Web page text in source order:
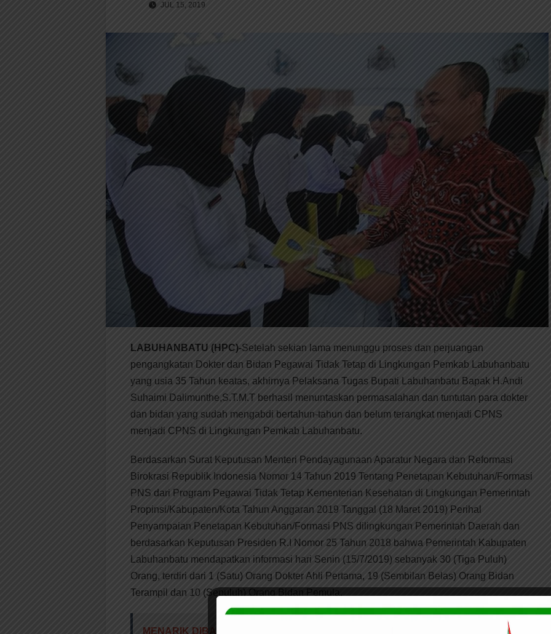
JUL 15, 2019
LABUHANBATU (HPC)-Setelah sekian lama menunggu proses dan perjuangan
pengangkatan Dokter dan Bidan Pegawai Tidak Tetap di Lingkungan Pemkab Labuhanbatu
yang usia 35 Tahun keatas, akhirnya Pelaksana Tugas Bupati Labuhanbatu Bapak H.Andi
Suhaimi Dalimunthe,S.T.M.T berhasil menuntaskan permasalahan dan tuntutan para dokter
dan bidan yang sudah mengabdi bertahun-tahun dan belum terangkat menjadi CPNS
menjadi CPNS di Lingkungan Pemkab Labuhanbatu.
Berdasarkan Surat Keputusan Menteri Pendayagunaan Aparatur Negara dan Reformasi
Birokrasi Republik Indonesia Nomor 14 Tahun 2019 Tentang Penetapan Kebutuhan/Formasi
PNS dari Program Pegawai Tidak Tetap Kementerian Kesehatan di Lingkungan Pemerintah
Propinsi/Kabupaten/Kota Tahun Anggaran 2019 Tanggal (18 Maret 2019) Perihal
Penyampaian Penetapan Kebutuhan/Formasi PNS dilingkungan Pemerintah Daerah dan
berdasarkan Keputusan Presiden R.I Nomor 25 Tahun 2018 bahwa Pemerintah Kabupaten
Labuhanbatu mendapatkan informasi hari Senin (15/7/2019) sebanyak 30 (Tiga Puluh)
Orang, terdiri dari 1 (Satu) Orang Dokter Ahli Pertama, 19 (Sembilan Belas) Orang Bidan
Terampil dan 10 (Sepuluh) Orang Bidan Pemula.
MENARIK DIBACA: